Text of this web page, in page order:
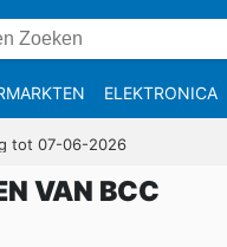
ELEKTRONICA
tot 07-06-2026
VAN BCC